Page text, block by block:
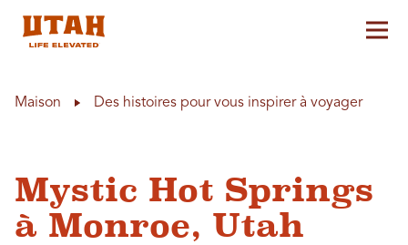
Maison Des histoires pour vous inspirer à voyager
Mystic Hot Springs
à Monroe, Utah